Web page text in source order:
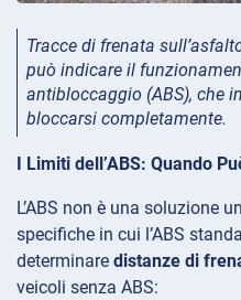
Tracce di frenata
può indicare il
antibloccaggio (ABS), che
bloccarsi completamente.
I Limiti dell’ABS: Quando
L’ABS non è una soluzione
specifiche in cui l’ABS
determinare distanze di
veicoli senza ABS: